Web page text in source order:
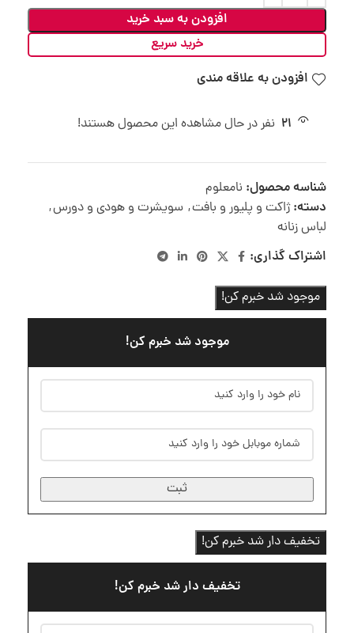
افزودن به سبد خرید
خرید سریع
افزودن به علاقه مندی
21 نفر در حال مشاهده این محصول هستند!
شناسه محصول: نامعلوم
دسته: ژاکت و پلیور و بافت, سویشرت و هودی و دورس,
لباس زنانه
اشتراک گذاری:
موجود شد خبرم کن!
موجود شد خبرم کن!
ثبت
تخفیف دار شد خبرم کن!
تخفیف دار شد خبرم کن!